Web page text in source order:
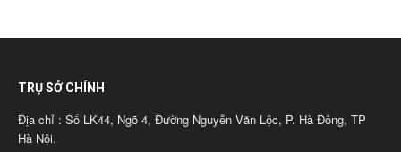
TRỤ SỞ CHÍNH
Địa chỉ : Số LK44, Ngõ 4, Đường Nguyễn Văn Lộc, P. Hà Đông, TP
Hà Nội.